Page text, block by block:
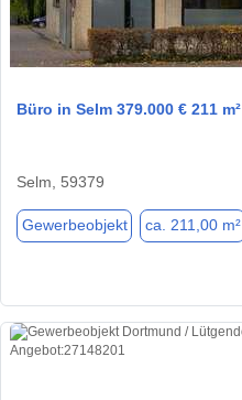
Büro in Selm 379.000 € 211 m²
Selm, 59379
Gewerbeobjekt ca. 211,00 m²